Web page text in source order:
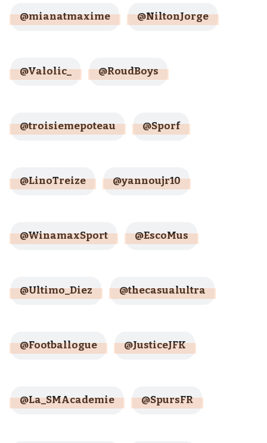
@mianatmaxime @NiltonJorge
@Valolic_ @RoudBoys
@troisiemepoteau @Sporf
@LinoTreize @yannoujr10
@WinamaxSport @EscoMus
@Ultimo_Diez @thecasualultra
@Footballogue @JusticeJFK
@La_SMAcademie @SpursFR